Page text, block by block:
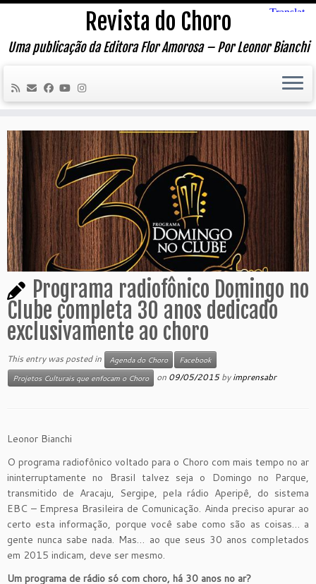
Skip
content
Revista do Choro
Uma publicação da Editora Flor Amorosa – Por Leonor Bianchi
Programa radiofônico Domingo no
Clube completa 30 anos dedicado
exclusivamente ao choro
This entry was posted in Agenda do Choro
Facebook
Projetos Culturais que enfocam o Choro
on 09/05/2015 byimprensabr
Leonor Bianchi
O programa radiofônico voltado para o Choro com mais tempo no ar
ininterruptamente no Brasil talvez seja o Domingo no Parque,
transmitido de Aracaju, Sergipe, pela rádio Aperipê, do sistema
EBC – Empresa Brasileira de Comunicação. Ainda preciso apurar ao
certo esta informação, porque você sabe como são as coisas… a
gente nunca sabe nada. Mas… ao que seus 30 anos completados
em 2015 indicam, deve ser mesmo.
Um programa de rádio só com choro, há 30 anos no ar?